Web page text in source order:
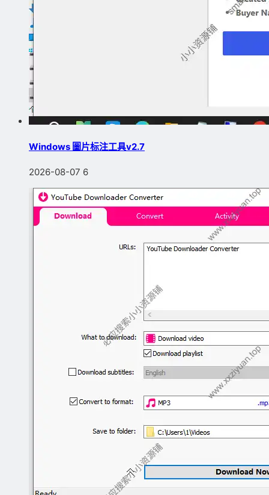
Windows 圖片标注工具v2.7
2026-08-07 6